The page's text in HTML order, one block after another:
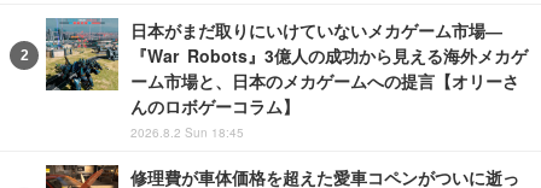
日本がまだ取りにいけていないメカゲーム市場―
『War Robots』3億人の成功から見える海外メカゲ
ーム市場と、日本のメカゲームへの提言【オリーさ
んのロボゲーコラム】
2026.8.2 Sun 18:45
修理費が車体価格を超えた愛車コペンがついに逝っ